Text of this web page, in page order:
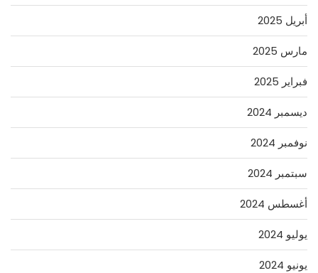
أبريل 2025
مارس 2025
فبراير 2025
ديسمبر 2024
نوفمبر 2024
سبتمبر 2024
أغسطس 2024
يوليو 2024
يونيو 2024